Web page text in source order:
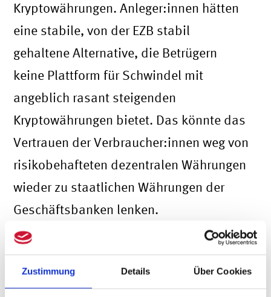
Zustimmung Details Über Cookies
Kryptowährungen. Anleger:innen hätten
eine stabile, von der EZB stabil
gehaltene Alternative, die Betrügern
keine Plattform für Schwindel mit
angeblich rasant steigenden
Kryptowährungen bietet. Das könnte das
Vertrauen der Verbraucher:innen weg von
risikobehafteten dezentralen Währungen
wieder zu staatlichen Währungen der
Geschäftsbanken lenken.
Der digitale Euro würde zudem das
Vermeiden von EU-ausländischen
Zahlungsdienstleistern wie PayPal oder